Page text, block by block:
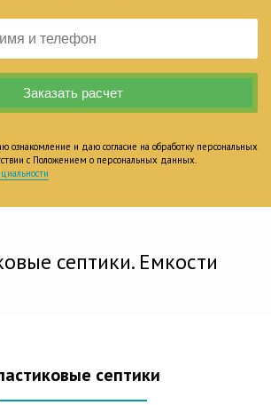
ознакомление и даю согласие на обработку персональных
с Положением о персональных данных.
септики. Емкости
септики